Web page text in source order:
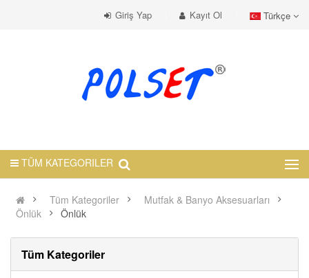
Giriş Yap Kayıt Ol Türkçe
TÜM KATEGORILER
Tüm Kategoriler
Mutfak & Banyo Aksesuarları
Önlük
Önlük
Tüm Kategoriler